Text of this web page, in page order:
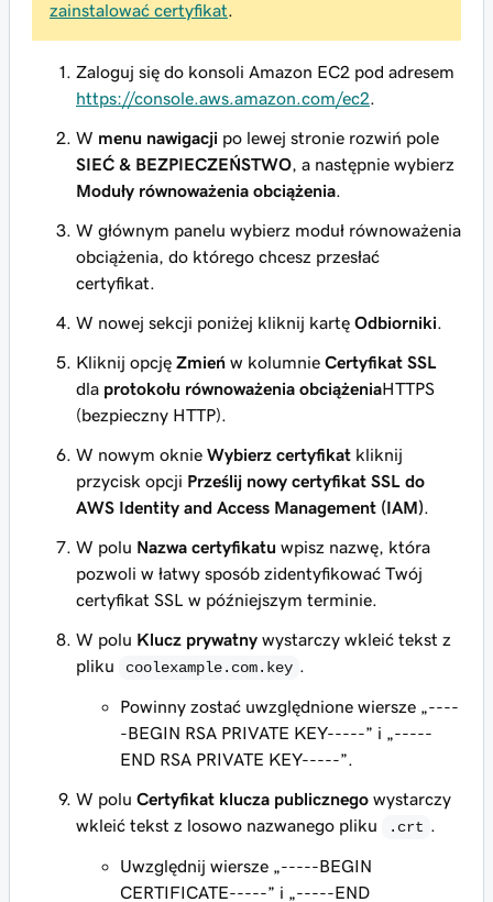
zainstalować certyfikat
Zaloguj się do konsoli Amazon EC2 pod adresem
https://console.aws.amazon.com/ec2
W menu nawigacji po lewej stronie rozwiń pole
SIEĆ & BEZPIECZEŃSTWO , a następnie wybierz
Moduły równoważenia obciążenia
W głównym panelu wybierz moduł równoważenia
obciążenia, do którego chcesz przesłać
certyfikat.
W nowej sekcji poniżej kliknij kartę Odbiorniki
Kliknij opcję Zmień w kolumnie Certyfikat SSL
dla protokołu równoważenia obciążeniaHTTPS
(bezpieczny HTTP)
W nowym oknie Wybierz certyfikat kliknij
przycisk opcji Prześlij nowy certyfikat SSL do
AWS Identity and Access Management (IAM)
W polu Nazwa certyfikatu wpisz nazwę, która
pozwoli w łatwy sposób zidentyfikować Twój
certyfikat SSL w późniejszym terminie.
W polu Klucz prywatny wystarczy wkleić tekst z
pliku
coolexample.com.key
Powinny zostać uwzględnione wiersze
„----
-BEGIN RSA PRIVATE KEY-----” i
„-----
END RSA PRIVATE KEY-----”
W polu Certyfikat klucza publicznego wystarczy
wkleić tekst z losowo nazwanego pliku .crt
Uwzględnij wiersze
„-----BEGIN
CERTIFICATE-----” i
„-----END